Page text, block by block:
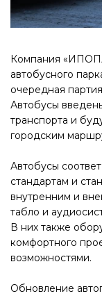
Компания
автобусного
очередная
Автобусы
транспорта и
городским
Автобусы
стандартам и
внутренним и
табло и
В них также
комфортного
возможностями.
Обновление